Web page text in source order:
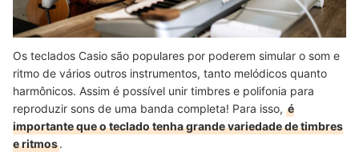
Os teclados Casio são populares por poderem simular o som e
ritmo de vários outros instrumentos, tanto melódicos quanto
harmônicos. Assim é possível unir timbres e polifonia para
reproduzir sons de uma banda completa! Para isso, é
importante que o teclado tenha grande variedade de timbres
e ritmos.